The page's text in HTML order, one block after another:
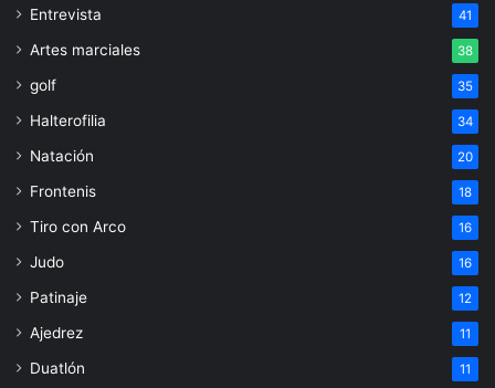
Entrevista 41
Artes marciales 38
golf 35
Halterofilia 34
Natación 20
Frontenis 18
Tiro con Arco 16
Judo 16
Patinaje 12
Ajedrez 11
Duatlón 11